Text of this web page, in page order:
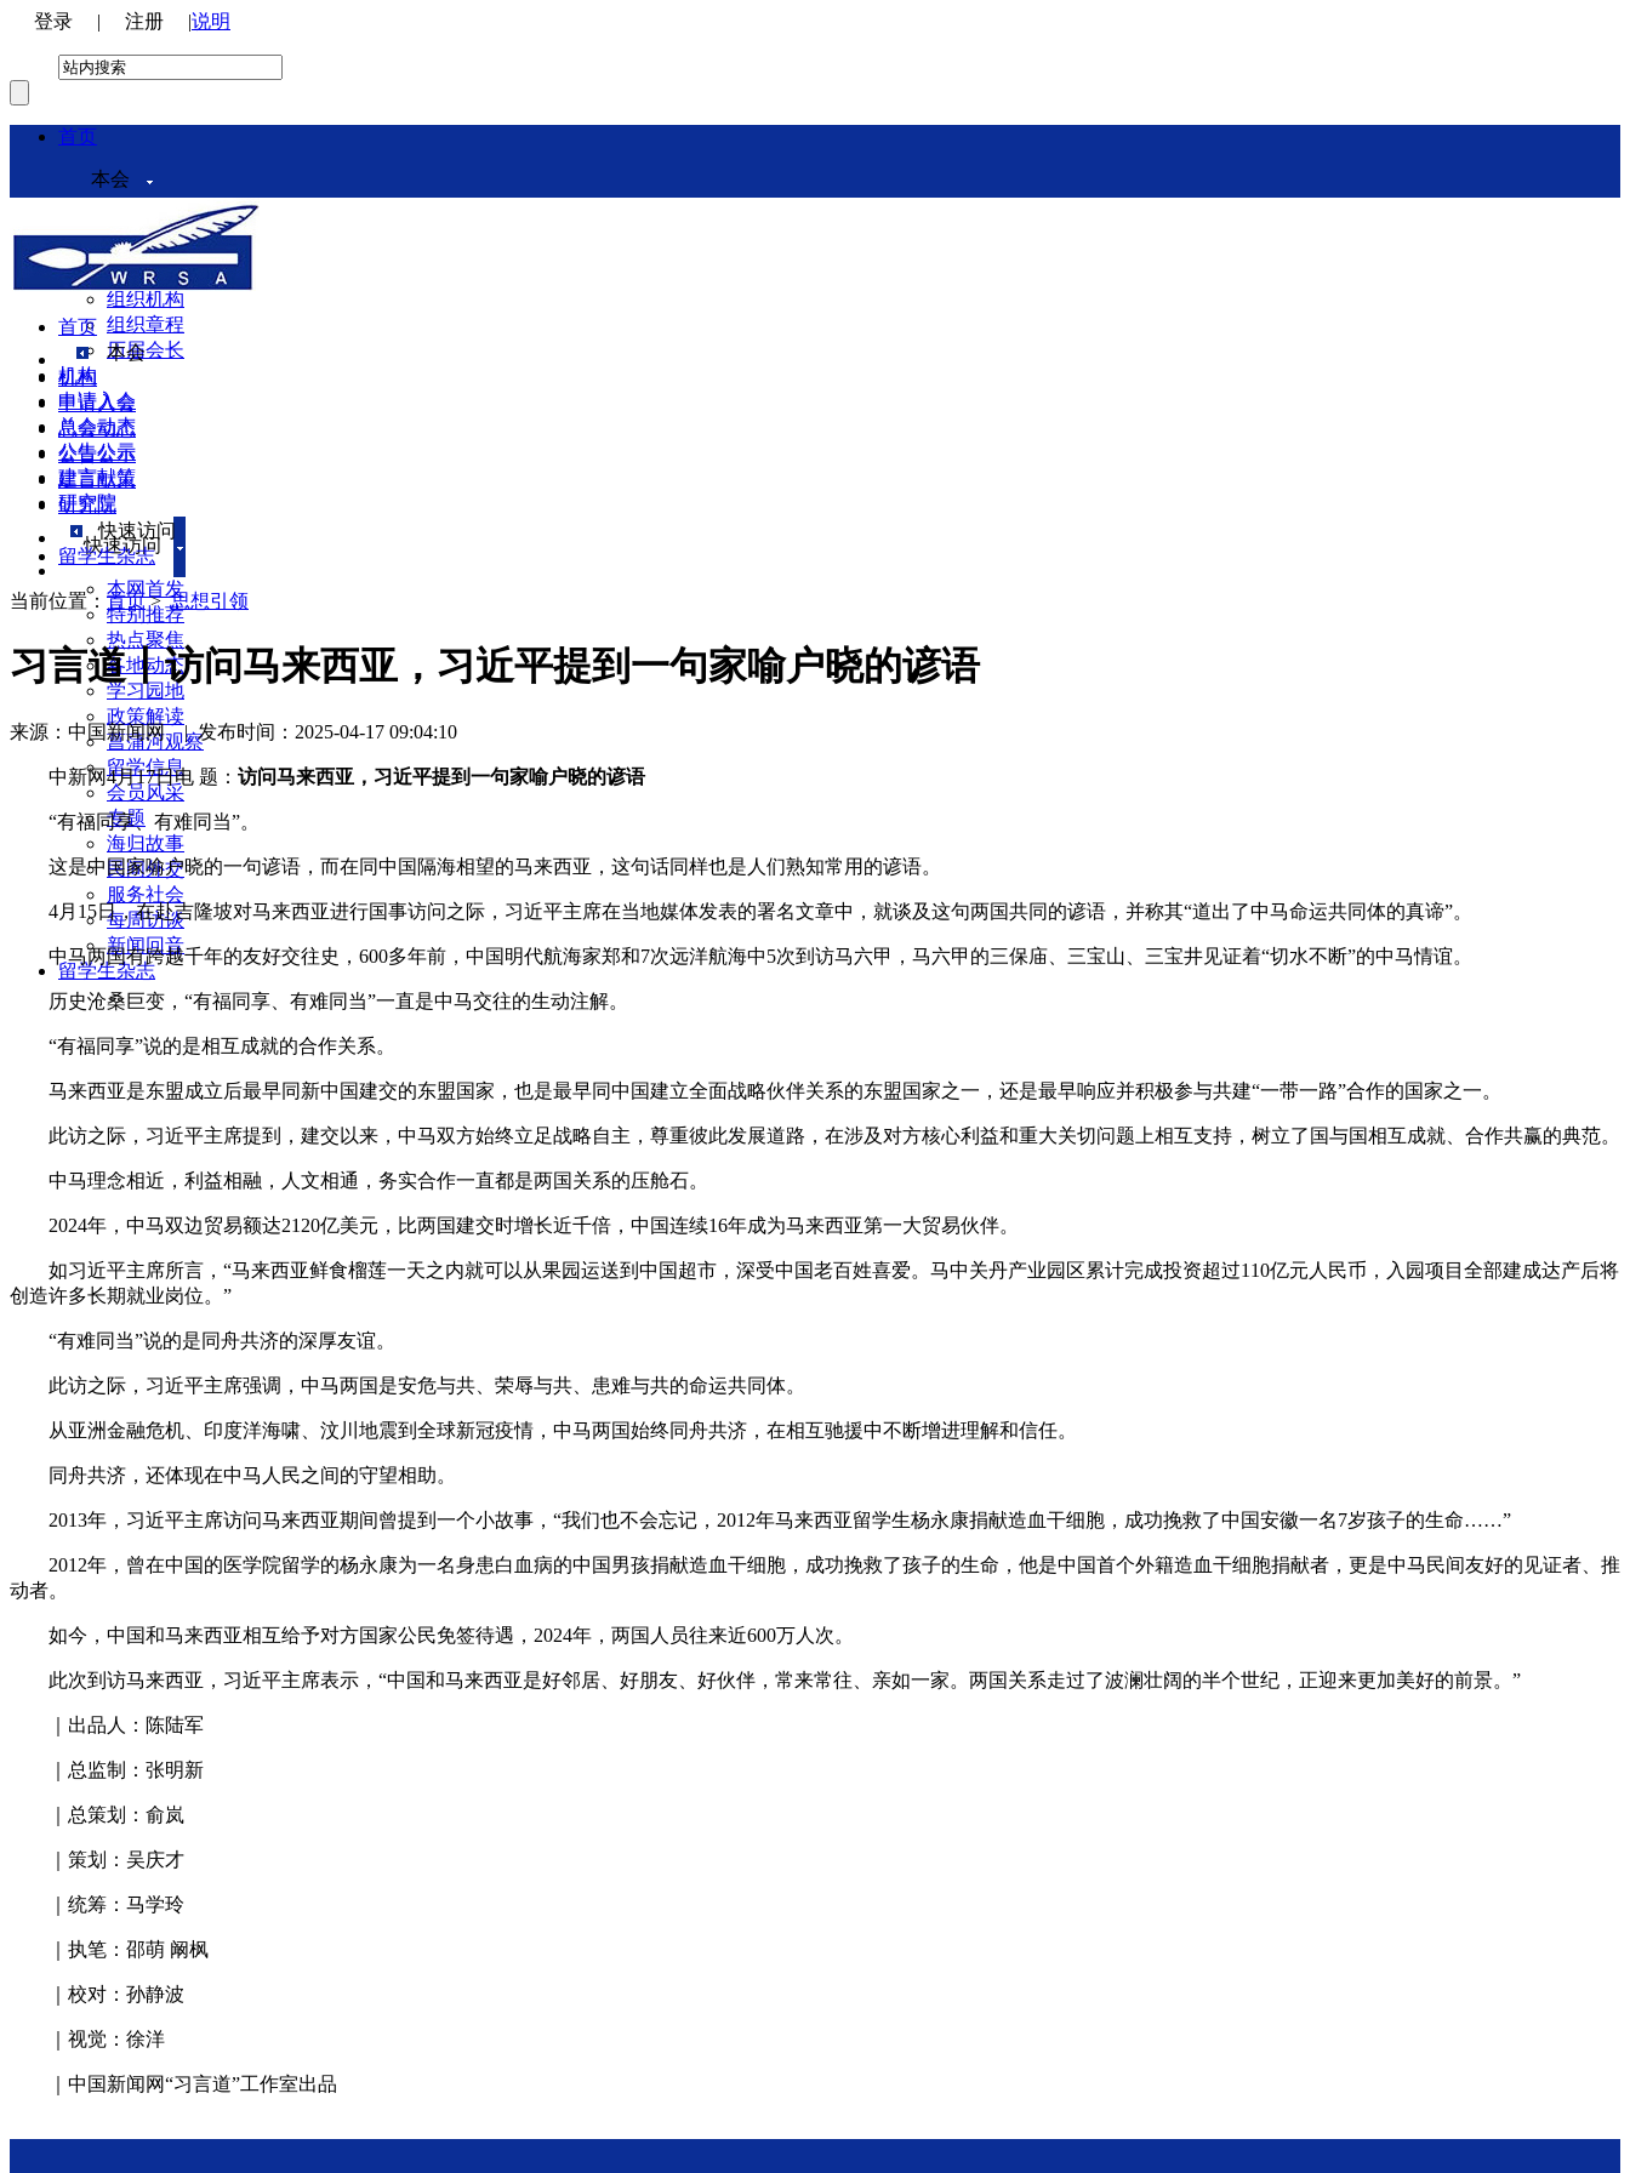
登录 | 注册 |说明
首页
本会
本会介绍
领导机构
理事会
组织机构
组织章程
历届会长
机构
申请入会
总会动态
公告公示
建言献策
研究院
快速访问
本网首发
特别推荐
热点聚焦
各地动态
学习园地
政策解读
菖蒲河观察
留学信息
会员风采
专题
海归故事
民间外交
服务社会
每周访谈
新闻回音
留学生杂志
首页
本会
机构
申请入会
总会动态
公告公示
建言献策
研究院
快速访问
留学生杂志
当前位置： 首页>思想引领
习言道丨访问马来西亚，习近平提到一句家喻户晓的谚语
来源：中国新闻网 |发布时间：2025-04-17 09:04:10
中新网4月17日电 题： 访问马来西亚，习近平提到一句家喻户晓的谚语
“有福同享、有难同当”。
这是中国家喻户晓的一句谚语，而在同中国隔海相望的马来西亚，这句话同样也是人们熟知常用的谚语。
4月15日，在赴吉隆坡对马来西亚进行国事访问之际，习近平主席在当地媒体发表的署名文章中，就谈及这句两国共同的谚语，并称其“道出了中马命运共同体的真谛”。
中马两国有跨越千年的友好交往史，600多年前，中国明代航海家郑和7次远洋航海中5次到访马六甲，马六甲的三保庙、三宝山、三宝井见证着“切水不断”的中马情谊。
历史沧桑巨变，“有福同享、有难同当”一直是中马交往的生动注解。
“有福同享”说的是相互成就的合作关系。
马来西亚是东盟成立后最早同新中国建交的东盟国家，也是最早同中国建立全面战略伙伴关系的东盟国家之一，还是最早响应并积极参与共建“一带一路”合作的国家之一。
此访之际，习近平主席提到，建交以来，中马双方始终立足战略自主，尊重彼此发展道路，在涉及对方核心利益和重大关切问题上相互支持，树立了国与国相互成就、合作共赢的典范。
中马理念相近，利益相融，人文相通，务实合作一直都是两国关系的压舱石。
2024年，中马双边贸易额达2120亿美元，比两国建交时增长近千倍，中国连续16年成为马来西亚第一大贸易伙伴。
如习近平主席所言，“马来西亚鲜食榴莲一天之内就可以从果园运送到中国超市，深受中国老百姓喜爱。马中关丹产业园区累计完成投资超过110亿元人民币，入园项目全部建成达产后将
创造许多长期就业岗位。”
“有难同当”说的是同舟共济的深厚友谊。
此访之际，习近平主席强调，中马两国是安危与共、荣辱与共、患难与共的命运共同体。
从亚洲金融危机、印度洋海啸、汶川地震到全球新冠疫情，中马两国始终同舟共济，在相互驰援中不断增进理解和信任。
同舟共济，还体现在中马人民之间的守望相助。
2013年，习近平主席访问马来西亚期间曾提到一个小故事，“我们也不会忘记，2012年马来西亚留学生杨永康捐献造血干细胞，成功挽救了中国安徽一名7岁孩子的生命……”
2012年，曾在中国的医学院留学的杨永康为一名身患白血病的中国男孩捐献造血干细胞，成功挽救了孩子的生命，他是中国首个外籍造血干细胞捐献者，更是中马民间友好的见证者、推
动者。
如今，中国和马来西亚相互给予对方国家公民免签待遇，2024年，两国人员往来近600万人次。
此次到访马来西亚，习近平主席表示，“中国和马来西亚是好邻居、好朋友、好伙伴，常来常往、亲如一家。两国关系走过了波澜壮阔的半个世纪，正迎来更加美好的前景。”
｜出品人：陈陆军
｜总监制：张明新
｜总策划：俞岚
｜策划：吴庆才
｜统筹：马学玲
｜执笔：邵萌 阚枫
｜校对：孙静波
｜视觉：徐洋
｜中国新闻网“习言道”工作室出品